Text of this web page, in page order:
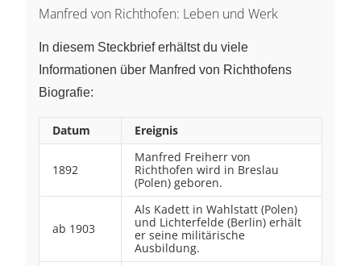
Manfred von Richthofen: Leben und Werk
In diesem Steckbrief erhältst du viele
Informationen über Manfred von Richthofens
Biografie:
Datum Ereignis
1892
Manfred Freiherr von
Richthofen wird in Breslau
(Polen) geboren.
ab 1903
Als Kadett in Wahlstatt (Polen)
und Lichterfelde (Berlin) erhält
er seine militärische
Ausbildung.